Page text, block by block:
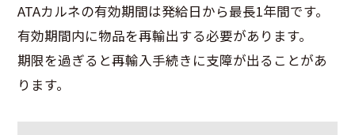
ATAカルネの有効期間は発給日から最長1年間です。
有効期間内に物品を再輸出する必要があります。
期限を過ぎると再輸入手続きに支障が出ることがあ
ります。